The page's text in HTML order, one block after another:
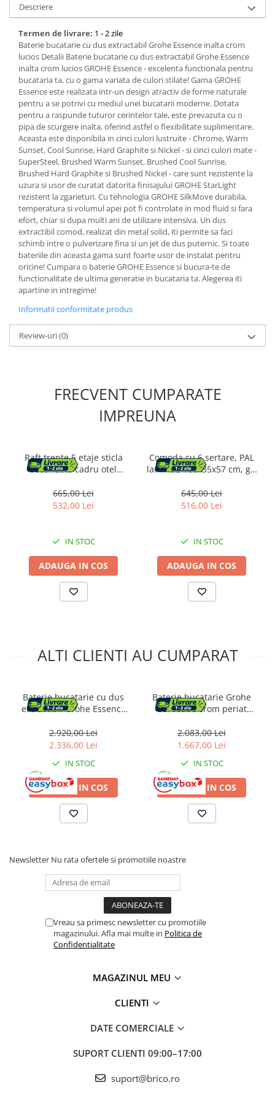
Mobila bucatarie
Dulapuri si rafturi depozitare
Mese bucatarie si living
Mobilier bucatarie
Scaune bucatarie & living
Vase & ustensile pentru gatit
Tigai si seturi
Oale si cratite
Oale sub presiune
Tavi
Ustensile bucatarie
Accesorii pentru bucatarie
Cosuri de gunoi
Suporturi si accesorii de bucatarie
Rafturi si biblioteci
Tabureti si fotolii
Mobila hol
Pantofare
Decoratiuni
Pet Shop
Ansambluri de joaca animale
Culcusuri pentru animale
Custi, cotete si tarcuri
Electronice & Iluminat
Iluminat
Articole sanatate
Radio cu ceas & portabile
Dormitor & birou
Mobila dormitor
Mese toaleta si oglinzi
Camera copilului
Mese si scaune pentru copii
Descriere
Termen de livrare: 1 - 2 zile
Baterie bucatarie cu dus extractabil Grohe Essence inalta crom
lucios Detalii Baterie bucatarie cu dus extractabil Grohe Essence
inalta crom lucios GROHE Essence - excelenta functionala pentru
bucataria ta, cu o gama variata de culori stilate! Gama GROHE
Essence este realizata intr-un design atractiv de forme naturale
pentru a se potrivi cu mediul unei bucatarii moderne. Dotata
pentru a raspunde tuturor cerintelor tale, este prevazuta cu o
pipa de scurgere inalta, oferind astfel o flexibilitate suplimentare.
Aceasta este disponibila in cinci culori lustruite - Chrome, Warm
Sunset, Cool Sunrise, Hard Graphite si Nickel - si cinci culori mate -
SuperSteel, Brushed Warm Sunset, Brushed Cool Sunrise,
Brushed Hard Graphite si Brushed Nickel - care sunt rezistente la
uzura si usor de curatat datorita finisajului GROHE StarLight
rezistent la zgarieturi. Cu tehnologia GROHE SilkMove durabila,
temperatura si volumul apei pot fi controlate in mod fluid si fara
efort, chiar si dupa multi ani de utilizare intensiva. Un dus
extractibil comod, realizat din metal solid, iti permite sa faci
schimb intre o pulverizare fina si un jet de dus puternic. Si toate
bateriile din aceasta gama sunt foarte usor de instalat pentru
oricine! Cumpara o baterie GROHE Essence si bucura-te de
functionalitate de ultima generatie in bucataria ta. Alegerea iti
apartine in intregime!
Informatii conformitate produs
Review-uri(0)
FRECVENT CUMPARATE
IMPREUNA
Raft trepte 5 etaje sticla
securizata cadru otel
design elegant, auriu
665,00 Lei
532,00 Lei
IN STOC
ADAUGA IN COS
Comoda cu 6 sertare, PAL
laminat, 100x35x57 cm, gri
645,00 Lei
516,00 Lei
IN STOC
ADAUGA IN COS
ALTI CLIENTI AU CUMPARAT
Baterie bucatarie cu dus
extractibil Grohe Essence
2.920,00 Lei
2.336,00 Lei
IN STOC
ADAUGA IN COS
Baterie bucatarie Grohe
Eurocube crom periat
2.083,00 Lei
1.667,00 Lei
IN STOC
ADAUGA IN COS
Newsletter Nu rata ofertele si promotiile noastre
Vreau sa primesc newsletter cu promotiile
magazinului. Afla mai multe in Politica de
Confidentialitate
MAGAZINUL MEU
CLIENTI
DATE COMERCIALE
SUPORT CLIENTI 09:00–17:00
suport@brico.ro